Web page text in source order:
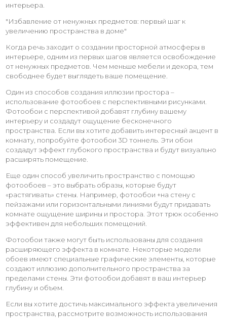
интерьера.
"Избавление от ненужных предметов: первый шаг к
увеличению пространства в доме"
Когда речь заходит о создании просторной атмосферы в
интерьере, одним из первых шагов является освобождение
от ненужных предметов. Чем меньше мебели и декора, тем
свободнее будет выглядеть ваше помещение.
Один из способов создания иллюзии простора –
использование фотообоев с перспективными рисунками.
Фотообои с перспективой добавят глубину вашему
интерьеру и создадут ощущение бесконечного
пространства. Если вы хотите добавить интересный акцент в
комнату, попробуйте фотообои 3D тоннель. Эти обои
создадут эффект глубокого пространства и будут визуально
расширять помещение.
Еще один способ увеличить пространство с помощью
фотообоев – это выбрать образы, которые будут
«растягивать» стены. Например, фотообои +на стену с
пейзажами или горизонтальными линиями будут придавать
комнате ощущение ширины и простора. Этот трюк особенно
эффективен для небольших помещений.
Фотообои также могут быть использованы для создания
расширяющего эффекта в комнате. Некоторые модели
обоев имеют специальные графические элементы, которые
создают иллюзию дополнительного пространства за
пределами стены. Эти фотообои добавят в ваш интерьер
глубину и объем.
Если вы хотите достичь максимального эффекта увеличения
пространства, рассмотрите возможность использования